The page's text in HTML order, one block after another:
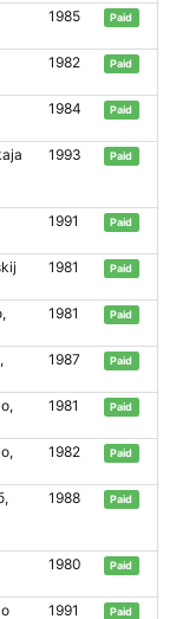
1985 Paid
1982 Paid
1984 Paid
1993 Paid
1991 Paid
1981 Paid
1981 Paid
1987 Paid
1981 Paid
1982 Paid
1988 Paid
1980 Paid
1991 Paid